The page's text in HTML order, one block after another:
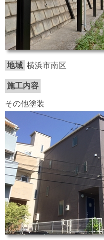
地域 横浜市南区
施工内容
その他塗装